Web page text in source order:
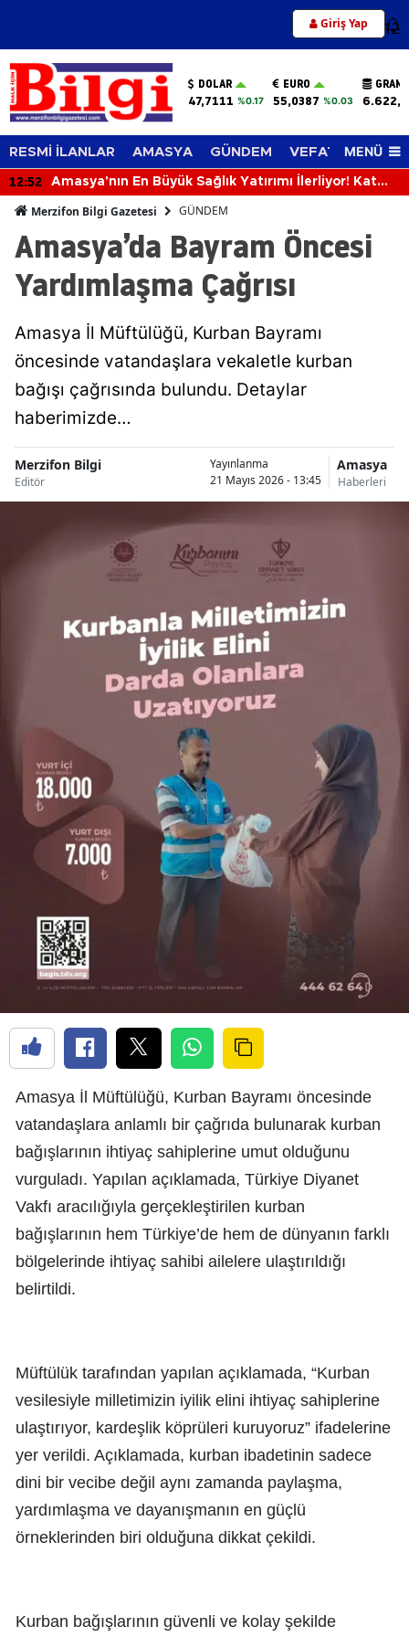
Giriş Yap 12
DOLAR
47,7111 %0.17
EURO
55,0387 %0.03
RESMİ İLANLAR AMASYA GÜNDEM VEFAT EDENLER
MENÜ
12:52
Amasya'nın En Büyük Sağlık Yatırımı İlerliyor! Kat
Merzifon Bilgi Gazetesi GÜNDEM
Amasya’da Bayram Öncesi
Yardımlaşma Çağrısı
Amasya İl Müftülüğü, Kurban Bayramı
öncesinde vatandaşlara vekaletle kurban
bağışı çağrısında bulundu. Detaylar
haberimizde…
Merzifon Bilgi
Editör
Yayınlanma
21 Mayıs 2026 - 13:45
Amasya
Haberleri
Amasya İl Müftülüğü, Kurban Bayramı öncesinde
vatandaşlara anlamlı bir çağrıda bulunarak kurban
bağışlarının ihtiyaç sahiplerine umut olduğunu
vurguladı. Yapılan açıklamada, Türkiye Diyanet
Vakfı aracılığıyla gerçekleştirilen kurban
bağışlarının hem Türkiye’de hem de dünyanın farklı
bölgelerinde ihtiyaç sahibi ailelere ulaştırıldığı
belirtildi.
Müftülük tarafından yapılan açıklamada, “Kurban
vesilesiyle milletimizin iyilik elini ihtiyaç sahiplerine
ulaştırıyor, kardeşlik köprüleri kuruyoruz” ifadelerine
yer verildi. Açıklamada, kurban ibadetinin sadece
dini bir vecibe değil aynı zamanda paylaşma,
yardımlaşma ve dayanışmanın en güçlü
örneklerinden biri olduğuna dikkat çekildi.
Kurban bağışlarının güvenli ve kolay şekilde